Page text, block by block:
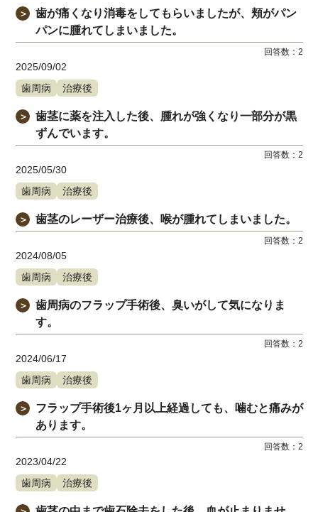
＞
歯が痛くなり消毒をしてもらいましたが、頬がパン
パンに腫れてしまいました。
回答数： 2
2025/09/02
歯周病
治療後
＞
歯茎に薬を注入した後、腫れが強くなり一部分が黒
ずんでいます。
回答数： 2
2025/05/30
歯周病
治療後
＞ 歯茎のレーザー治療後、喉が腫れてしまいました。
回答数： 2
2024/08/05
歯周病
治療後
＞
歯周病のフラップ手術後、臭いがして気になりま
す。
回答数： 2
2024/06/17
歯周病
治療後
＞
フラップ手術後1ヶ月以上経過しても、噛むと痛みが
あります。
回答数： 2
2023/04/22
歯周病
治療後